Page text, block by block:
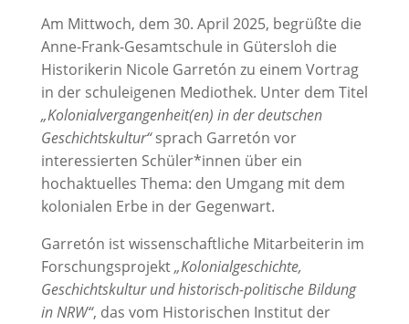
Am Mittwoch, dem 30. April 2025, begrüßte die
Anne-Frank-Gesamtschule in Gütersloh die
Historikerin Nicole Garretón zu einem Vortrag
in der schuleigenen Mediothek. Unter dem Titel
„Kolonialvergangenheit(en) in der deutschen
Geschichtskultur“sprach Garretón vor
interessierten Schüler*innen über ein
hochaktuelles Thema: den Umgang mit dem
kolonialen Erbe in der Gegenwart.
Garretón ist wissenschaftliche Mitarbeiterin im
Forschungsprojekt„Kolonialgeschichte,
Geschichtskultur und historisch-politische Bildung
in NRW“, das vom Historischen Institut der